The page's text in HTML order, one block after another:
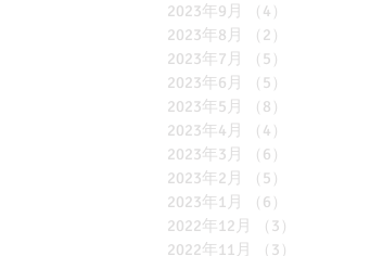
2023年9月
（4）
2023年8月
（2）
2023年7月
（5）
2023年6月
（5）
2023年5月
（8）
2023年4月
（4）
2023年3月
（6）
2023年2月
（5）
2023年1月
（6）
2022年12月
（3）
2022年11月
（3）